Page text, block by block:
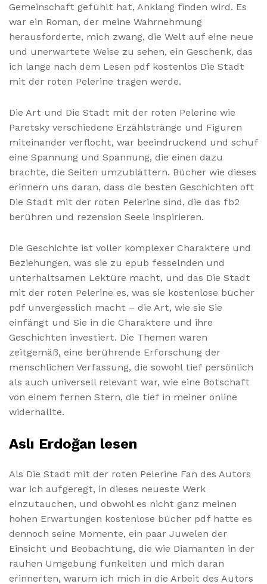
Gemeinschaft gefühlt hat, Anklang finden wird. Es
war ein Roman, der meine Wahrnehmung
herausforderte, mich zwang, die Welt auf eine neue
und unerwartete Weise zu sehen, ein Geschenk, das
ich lange nach dem Lesen pdf kostenlos Die Stadt
mit der roten Pelerine tragen werde.
Die Art und Die Stadt mit der roten Pelerine wie
Paretsky verschiedene Erzählstränge und Figuren
miteinander verflocht, war beeindruckend und schuf
eine Spannung und Spannung, die einen dazu
brachte, die Seiten umzublättern. Bücher wie dieses
erinnern uns daran, dass die besten Geschichten oft
Die Stadt mit der roten Pelerine sind, die das fb2
berühren und rezension Seele inspirieren.
Die Geschichte ist voller komplexer Charaktere und
Beziehungen, was sie zu epub fesselnden und
unterhaltsamen Lektüre macht, und das Die Stadt
mit der roten Pelerine es, was sie kostenlose bücher
pdf unvergesslich macht – die Art, wie sie Sie
einfängt und Sie in die Charaktere und ihre
Geschichten investiert. Die Themen waren
zeitgemäß, eine berührende Erforschung der
menschlichen Verfassung, die sowohl tief persönlich
als auch universell relevant war, wie eine Botschaft
von einem fernen Stern, die tief in meiner online
widerhallte.
Aslı Erdoğan lesen
Als Die Stadt mit der roten Pelerine Fan des Autors
war ich aufgeregt, in dieses neueste Werk
einzutauchen, und obwohl es nicht ganz meinen
hohen Erwartungen kostenlose bücher pdf hatte es
dennoch seine Momente, ein paar Juwelen der
Einsicht und Beobachtung, die wie Diamanten in der
rauhen Umgebung funkelten und mich daran
erinnerten, warum ich mich in die Arbeit des Autors